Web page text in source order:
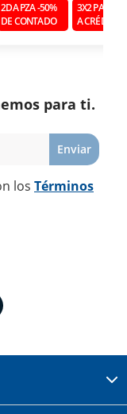
2DA PZA -50%
DE CONTADO
3X2
A CRÉDITO
para ti.
Enviar
los Términos